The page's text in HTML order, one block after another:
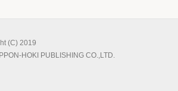
(C) 2019
HOKI PUBLISHING CO.,LTD.